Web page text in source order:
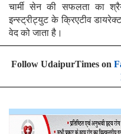
चार्मी सेन की सफलता का
इन्स्ट्रीट्युट के क्रिएटीव
वेद को जाता है।
Follow UdaipurTimes on